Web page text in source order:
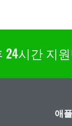
시간 지원
애